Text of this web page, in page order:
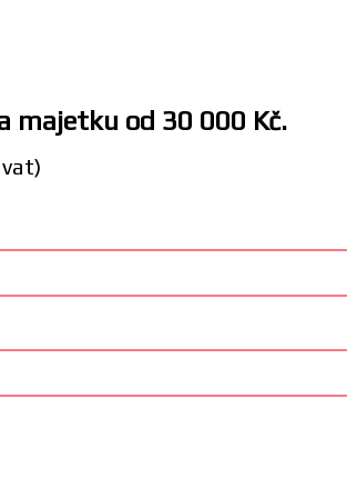
majetku od 30 000 Kč.